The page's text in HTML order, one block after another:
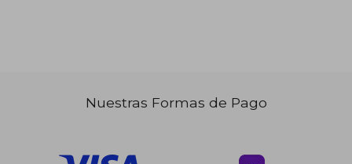
dcto. $ 46.69
Nuestras Formas de Pago